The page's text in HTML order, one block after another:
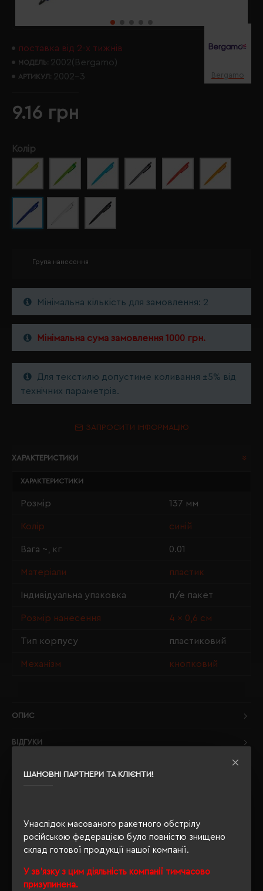
ШАНОВНІ ПАРТНЕРИ ТА КЛІЄНТИ!
Унаслідок масованого ракетного обстрілу
російською федерацією було повністю знищено
склад готової продукції нашої компанії.
У зв'язку з цим діяльність компанії тимчасово
призупинена.
поставка від 2-х тижнів
МОДЕЛЬ: 2002(Bergamo)
АРТИКУЛ: 2002-3 Bergamo
9.16 грн
Колір
Група нанесення
Мінімальна кількість для замовлення: 2
Мінімальна сума замовлення 1000 грн.
Для текстилю допустиме коливання ±5% від
технічних параметрів.
ЗАПРОСИТИ ІНФОРМАЦІЮ
ХАРАКТЕРИСТИКИ
ХАРАКТЕРИСТИКИ
Розмір 137 мм
Колір синій
Вага ~, кг 0.01
Матеріали пластик
Індивідуальна упаковка п/е пакет
Розмір нанесення 4 × 0,6 см
Тип корпусу пластиковий
Механізм кнопковий
ОПИС
ВІДГУКИ